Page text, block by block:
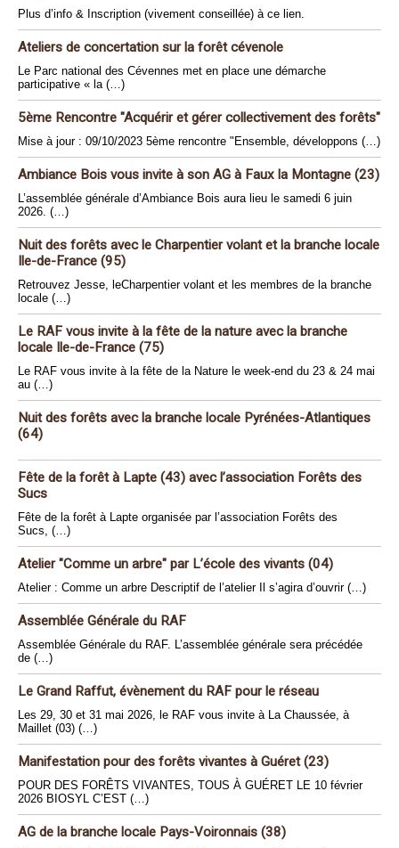
Plus d’info & Inscription (vivement conseillée) à ce lien.
Ateliers de concertation sur la forêt cévenole
Le Parc national des Cévennes met en place une démarche
participative « la (…)
5ème Rencontre "Acquérir et gérer collectivement des forêts"
Mise à jour : 09/10/2023 5ème rencontre "Ensemble, développons (…)
Ambiance Bois vous invite à son AG à Faux la Montagne (23)
L’assemblée générale d’Ambiance Bois aura lieu le samedi 6 juin
2026. (…)
Nuit des forêts avec le Charpentier volant et la branche locale
Ile-de-France (95)
Retrouvez Jesse, leCharpentier volant et les membres de la branche
locale (…)
Le RAF vous invite à la fête de la nature avec la branche
locale Ile-de-France (75)
Le RAF vous invite à la fête de la Nature le week-end du 23 & 24 mai
au (…)
Nuit des forêts avec la branche locale Pyrénées-Atlantiques
(64)
Fête de la forêt à Lapte (43) avec l’association Forêts des
Sucs
Fête de la forêt à Lapte organisée par l’association Forêts des
Sucs, (…)
Atelier "Comme un arbre" par L’école des vivants (04)
Atelier : Comme un arbre Descriptif de l’atelier Il s’agira d’ouvrir (…)
Assemblée Générale du RAF
Assemblée Générale du RAF. L’assemblée générale sera précédée
de (…)
Le Grand Raffut, évènement du RAF pour le réseau
Les 29, 30 et 31 mai 2026, le RAF vous invite à La Chaussée, à
Maillet (03) (…)
Manifestation pour des forêts vivantes à Guéret (23)
POUR DES FORÊTS VIVANTES, TOUS À GUÉRET LE 10 février
2026 BIOSYL C’EST (…)
AG de la branche locale Pays-Voironnais (38)